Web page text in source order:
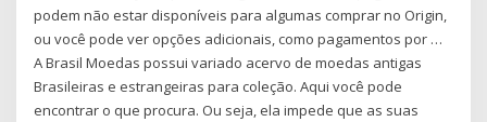
podem não estar disponíveis para algumas comprar no Origin,
ou você pode ver opções adicionais, como pagamentos por …
A Brasil Moedas possui variado acervo de moedas antigas
Brasileiras e estrangeiras para coleção. Aqui você pode
encontrar o que procura. Ou seja, ela impede que as suas